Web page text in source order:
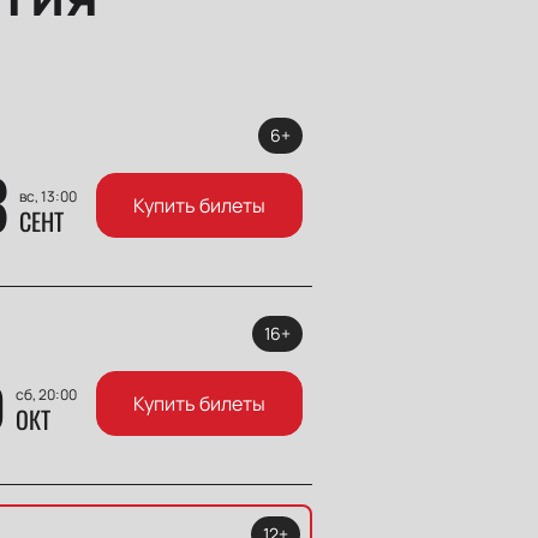
вс, 13:00
СЕНТ
6+
Купить билеты
сб, 20:00
ОКТ
16+
Купить билеты
12+